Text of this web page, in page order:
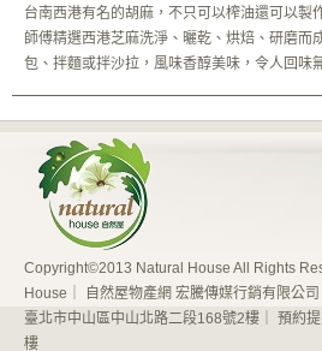
台南西港有名的胡麻，不只可以榨油還可以製
師傅精選西港芝麻洗淨、曬乾、烘焙、研磨而
包、拌麵或拌沙拉，風味香醇美味，令人回味
Copyright©2013 Natural House All Rights
House｜ 自然屋物產網 宏騰傳媒行銷有限公
臺北市中山區中山北路二段168號2樓｜ 預約
樓